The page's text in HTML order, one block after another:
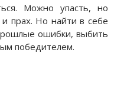
Можно упасть, но
прах. Но найти в себе
ошибки, выбить
победителем.